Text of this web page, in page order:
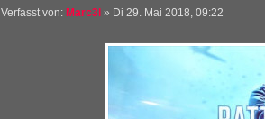
Verfasst von: Marc3l » Di 29. Mai 2018, 09:22